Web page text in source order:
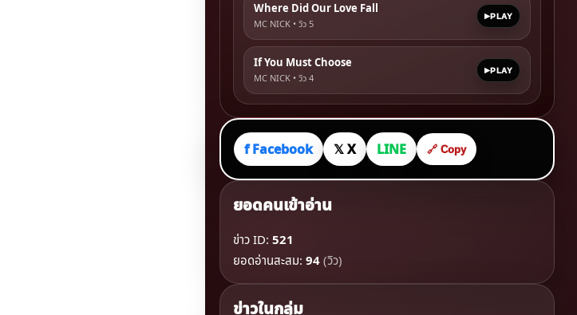
Where Did Our Love Fall
MC NICK • วิว 5
PLAY
If You Must Choose
MC NICK • วิว 4
PLAY
f Facebook 𝕏 X LINE 🔗 Copy
ยอดคนเข้าอ่าน
ข่าว ID: 521
ยอดอ่านสะสม: 94 (วิว)
ข่าวในกลุ่ม